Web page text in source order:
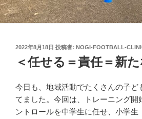
投
日:
2022年8月18日 投稿者: NOGI-FOOTBALL-
＜任せる＝責任＝新
今日も、地域活動でたくさんの子ど
てました。今回は、トレーニング開
ントロールを中学生に任せ、小学生